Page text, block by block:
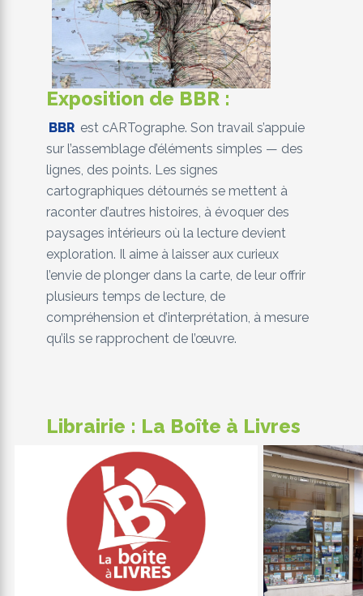
Exposition de BBR :
BBR est cARTographe. Son travail s’appuie
sur l’assemblage d’éléments simples — des
lignes, des points. Les signes
cartographiques détournés se mettent à
raconter d’autres histoires, à évoquer des
paysages intérieurs où la lecture devient
exploration. Il aime à laisser aux curieux
l’envie de plonger dans la carte, de leur offrir
plusieurs temps de lecture, de
compréhension et d’interprétation, à mesure
qu’ils se rapprochent de l’œuvre.
Librairie : La Boîte à Livres